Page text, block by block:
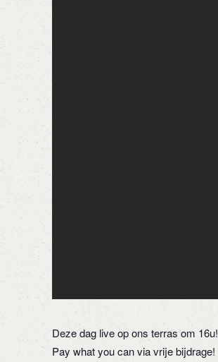
Deze dag live op ons terras om 16u!
Pay what you can via vrije bijdrage!